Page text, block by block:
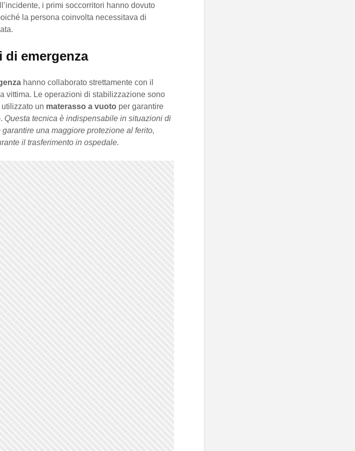
i primi soccorritori hanno dovuto
la persona coinvolta necessitava di
di emergenza
hanno collaborato strettamente con il
vittima. Le operazioni di stabilizzazione sono
un materasso a vuoto per garantire
Questa tecnica è indispensabile in situazioni di
una maggiore protezione al ferito,
il trasferimento in ospedale.